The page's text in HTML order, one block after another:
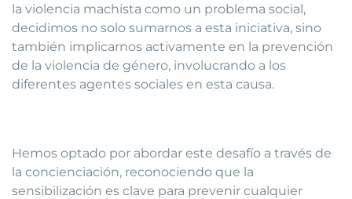
la violencia machista como un problema social,
decidimos no solo sumarnos a esta iniciativa, sino
también implicarnos activamente en la prevención
de la violencia de género, involucrando a los
diferentes agentes sociales en esta causa.
Hemos optado por abordar este desafío a través de
la concienciación, reconociendo que la
sensibilización es clave para prevenir cualquier